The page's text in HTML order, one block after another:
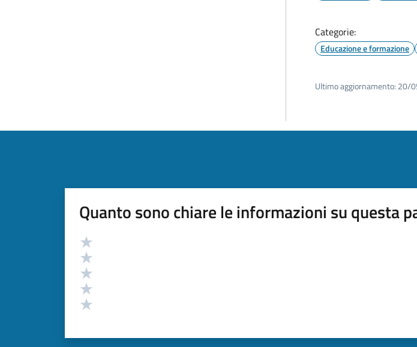
Categorie:
Educazione e formazione
Ultimo aggiornamento: 20/
Quanto sono chiare le informazioni su questa
Valutazione